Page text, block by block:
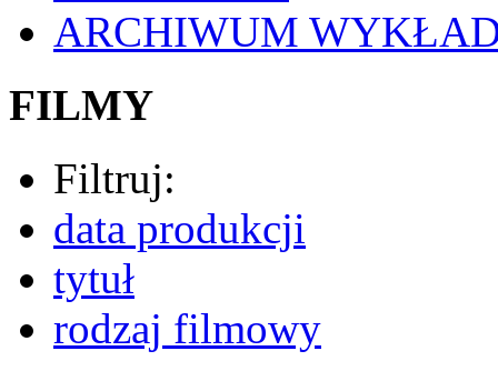
ARCHIWUM
FILMY
Filtruj:
data produkcji
tytuł
rodzaj filmowy